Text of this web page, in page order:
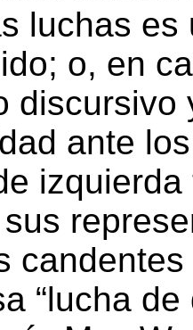
luchas es
o, en
discursivo
ante
“lucha